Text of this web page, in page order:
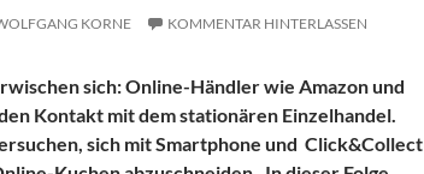
KORNE KOMMENTAR HINTERLASSEN
sich: Online-Händler wie Amazon und
Kontakt mit dem stationären Einzelhandel.
sich mit Smartphone und Click&Collect